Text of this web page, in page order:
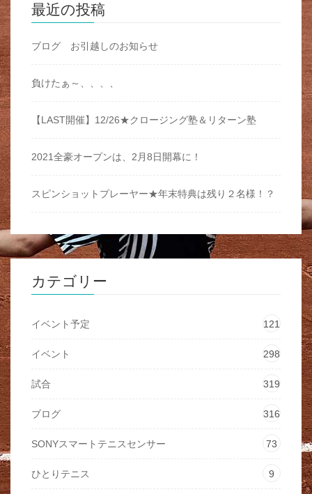
最近の投稿
ブログ お引越しのお知らせ
負けたぁ～、、、、
【LAST開催】12/26★クロージング塾＆リターン塾
2021全豪オープンは、2月8日開幕に！
スピンショットプレーヤー★年末特典は残り２名様！？
カテゴリー
イベント予定 121
イベント 298
試合 319
ブログ 316
SONYスマートテニスセンサー 73
ひとりテニス 9